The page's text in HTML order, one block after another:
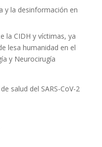
y la desinformación en
la CIDH y víctimas, ya
lesa humanidad en el
y Neurocirugía
salud del SARS-CoV-2